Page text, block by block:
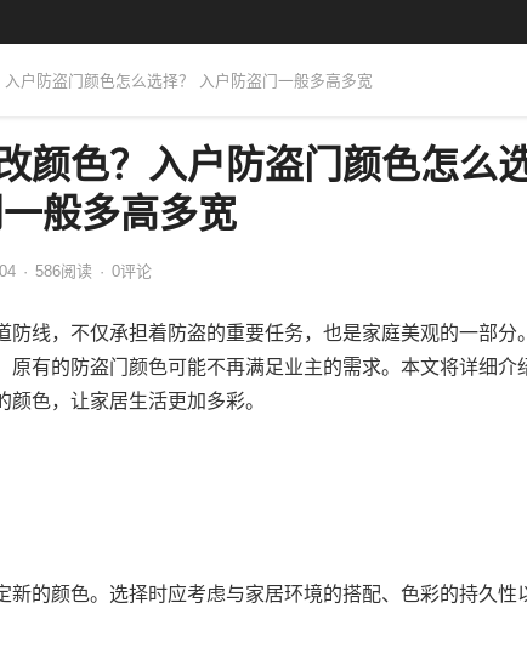
户防盗门颜色怎么选择？ 入户防盗门一般多高多宽
颜色？入户防盗门颜色怎么
般多高多宽
· 586阅读 · 0评论
防线，不仅承担着防盗的重要任务，也是家庭美观的一部分
原有的防盗门颜色可能不再满足业主的需求。本文将详细介
色，让家居生活更加多彩。
新的颜色。选择时应考虑与家居环境的搭配、色彩的持久性